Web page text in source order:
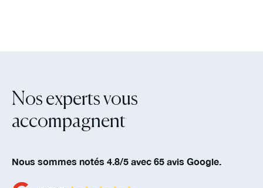
Nos experts vous
accompagnent‍
Nous sommes notés 4.8/5 avec 65 avis Google.